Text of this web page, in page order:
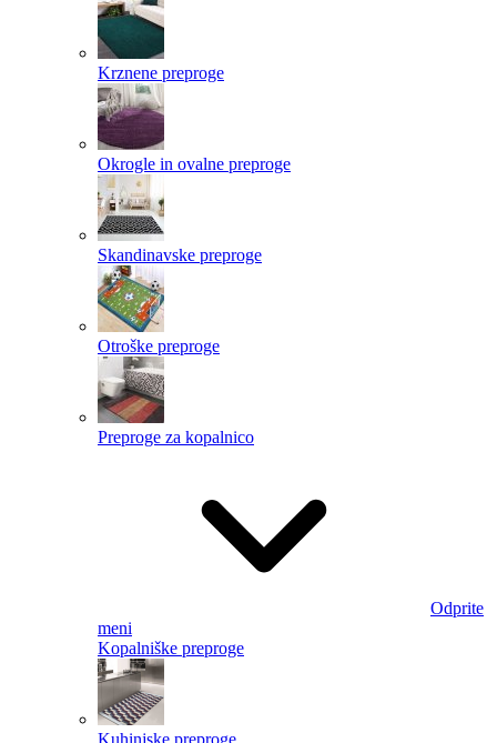
Krznene preproge
Okrogle in ovalne preproge
Skandinavske preproge
Otroške preproge
Preproge za kopalnico
Odprite
meni
Kopalniške preproge
Kuhinjske preproge